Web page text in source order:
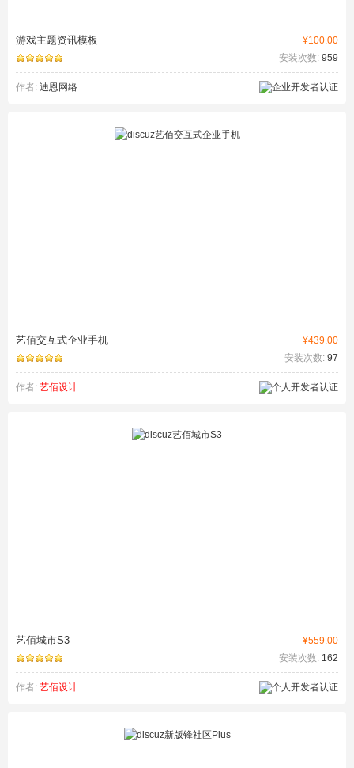
¥100.00
游戏主题资讯模板
安装次数: 959
作者: 迪恩网络
¥439.00
艺佰交互式企业手机
安装次数: 97
作者: 艺佰设计
¥559.00
艺佰城市S3
安装次数: 162
作者: 艺佰设计